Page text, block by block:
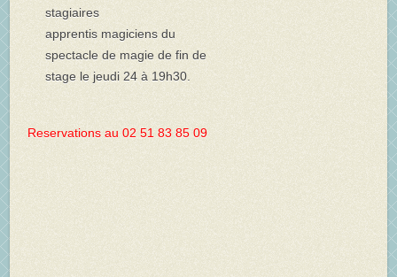
stagiaires
apprentis magiciens du
spectacle de magie de fin de
stage le jeudi 24 à 19h30.
Reservations au 02 51 83 85 09